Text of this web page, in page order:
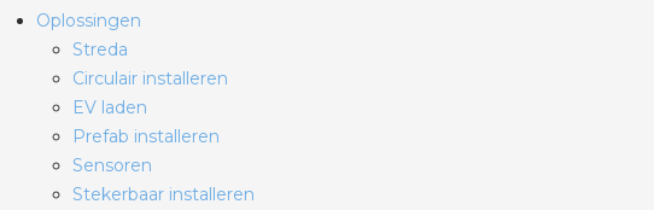
Oplossingen
Streda
Circulair installeren
EV laden
Prefab installeren
Sensoren
Stekerbaar installeren